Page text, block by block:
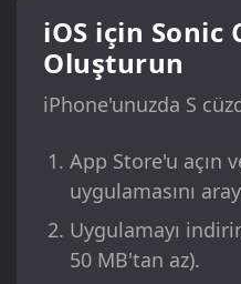
iOS için Sonic
Oluşturun
iPhone'unuzda S
App Store'u açın
uygulamasını
Uygulamayı
50 MB'tan az).